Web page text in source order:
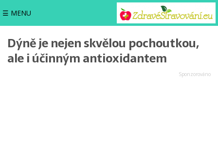
☰ MENU
Dýně je nejen skvělou pochoutkou,
ale i účinným antioxidantem